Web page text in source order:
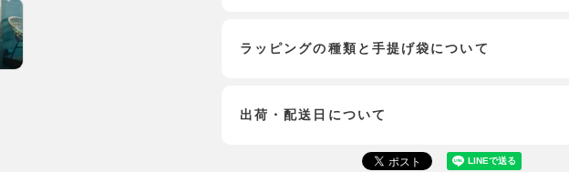
ラッピングの種類と手提げ袋について
出荷・配送日について